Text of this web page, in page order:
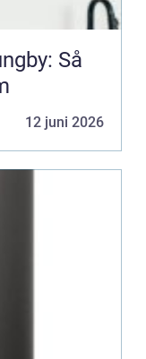
Så
12 juni 2026